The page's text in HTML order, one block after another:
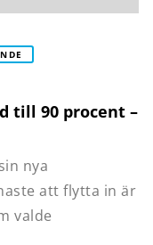
till 90 procent –
nya
att flytta in är
valde